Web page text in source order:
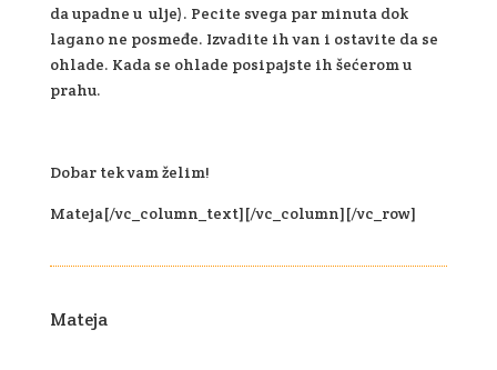
da upadne u ulje). Pecite svega par minuta dok
lagano ne posmeđe. Izvadite ih van i ostavite da se
ohlade. Kada se ohlade posipajste ih šećerom u
prahu.
Dobar tek vam želim!
Mateja[/vc_column_text][/vc_column][/vc_row]
Mateja